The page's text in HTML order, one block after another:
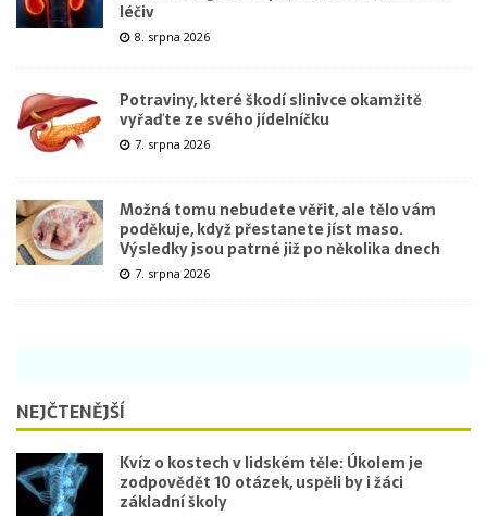
léčiv
8. srpna 2026
Potraviny, které škodí slinivce okamžitě
vyřaďte ze svého jídelníčku
7. srpna 2026
Možná tomu nebudete věřit, ale tělo vám
poděkuje, když přestanete jíst maso.
Výsledky jsou patrné již po několika dnech
7. srpna 2026
NEJČTENĚJŠÍ
Kvíz o kostech v lidském těle: Úkolem je
zodpovědět 10 otázek, uspěli by i žáci
základní školy